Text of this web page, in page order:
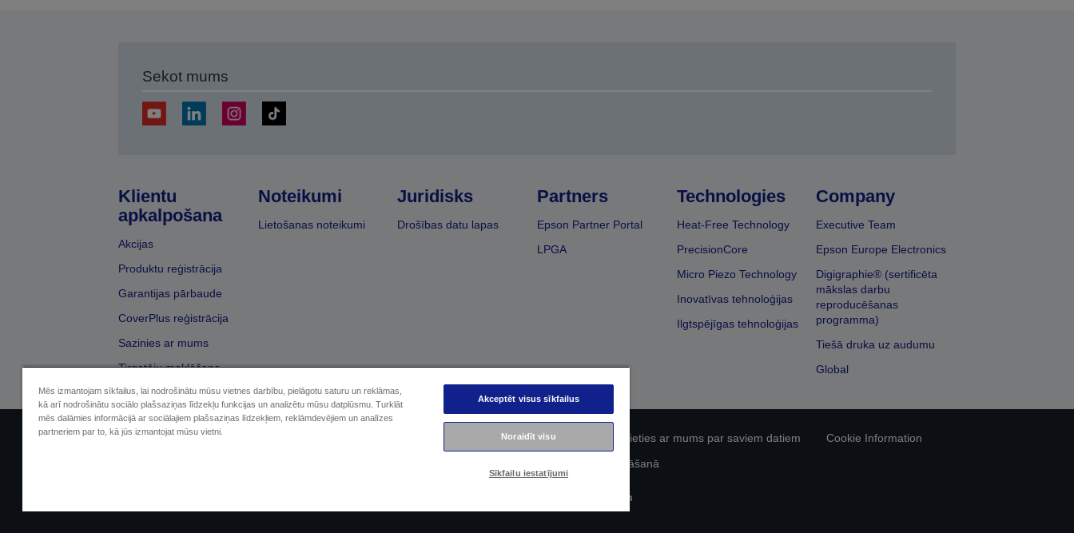
Sekot mums
Klientu
apkalpošana
Akcijas
Produktu reģistrācija
Garantijas pārbaude
CoverPlus reģistrācija
Sazinies ar mums
Tirgotāju meklēšana
Noteikumi
Lietošanas noteikumi
Juridisks
Drošības datu lapas
Partners
Epson Partner Portal
LPGA
Technologies
Heat-Free Technology
PrecisionCore
Micro Piezo Technology
Inovatīvas tehnoloģijas
Ilgtspējīgas tehnoloģijas
Company
Executive Team
Epson Europe Electronics
Digigraphie® (sertificēta
mākslas darbu
reproducēšanas
programma)
Tiešā druka uz audumu
Global
Sellers Identification EU Data Act Compliance Sazinieties ar mums par saviem datiem
Cookie Information
Epson apņemšanās pieejamības nodrošināšanā
Autortiesības (c) 2026 Seiko Epson
Mēs izmantojam sīkfailus, lai nodrošinātu mūsu vietnes darbību, pielāgotu saturu un reklāmas,
kā arī nodrošinātu sociālo plašsaziņas līdzekļu funkcijas un analizētu mūsu datplūsmu. Turklāt
mēs dalāmies informācijā ar sociālajiem plašsaziņas līdzekļiem, reklāmdevējiem un analīzes
partneriem par to, kā jūs izmantojat mūsu vietni.
Akceptēt visus sīkfailus
Noraidīt visu
Sīkfailu iestatījumi